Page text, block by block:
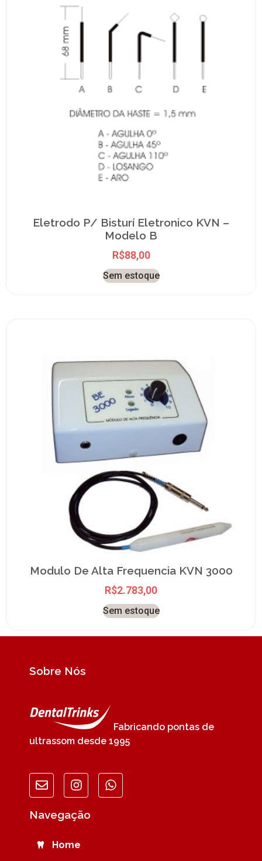
Eletrodo P/ Bisturí Eletronico KVN –
Modelo B
R$88,00
Sem estoque
Modulo De Alta Frequencia KVN 3000
R$2.783,00
Sem estoque
Sobre Nós
Fabricando pontas de
ultrassom desde 1995
Navegação
Home